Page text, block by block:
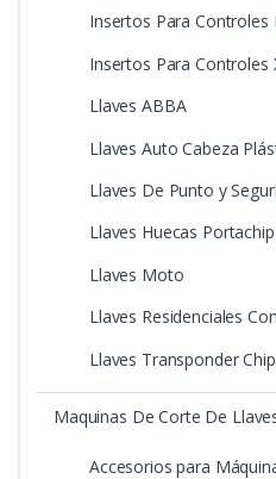
Insertos Para Controles
Insertos Para Controles
Llaves ABBA
Llaves Auto Cabeza
Llaves De Punto y
Llaves Huecas
Llaves Moto
Llaves Residenciales
Llaves Transponder Chip
Maquinas De Corte De
Accesorios para